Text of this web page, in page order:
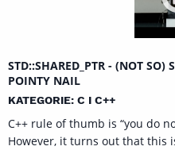
STD::SHARED_PTR - (NOT SO)
POINTY NAIL
KATEGORIE: C I C++
C++ rule of thumb is “you do
However, it turns out that this